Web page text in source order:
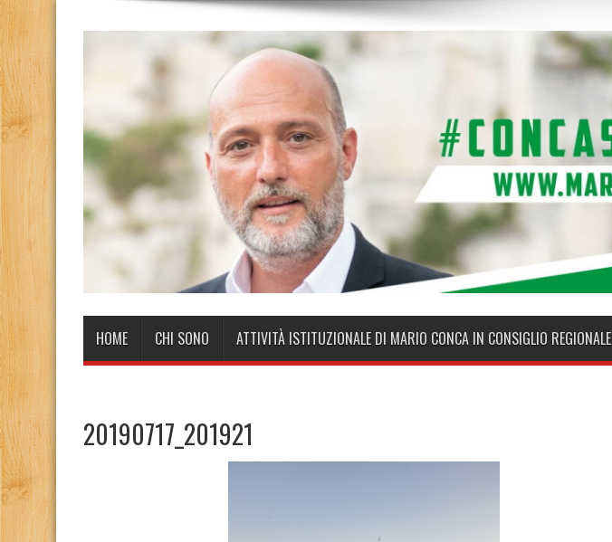
HOME CHI SONO ATTIVITÀ ISTITUZIONALE DI MARIO CONCA IN CONSIGLIO REGIONALE
20190717_201921